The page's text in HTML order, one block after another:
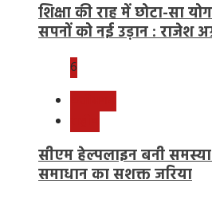
शिक्षा की राह में छोटा-सा
सपनों को नई उड़ान : राजेश
6
सीएम हेल्पलाइन बनी
समाधान का सशक्त जरिया